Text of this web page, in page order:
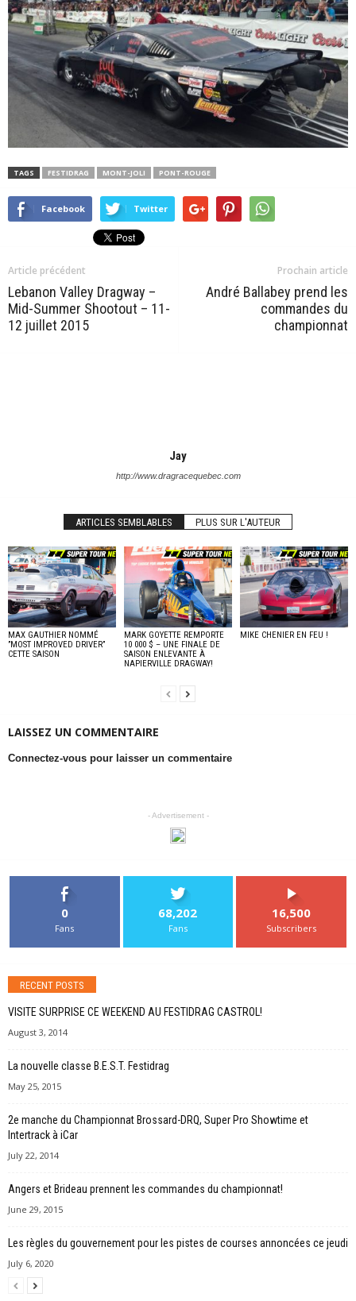
TAGS FESTIDRAG MONT-JOLI PONT-ROUGE
Facebook Twitter
Article précédent
Lebanon Valley Dragway –
Mid-Summer Shootout – 11-
12 juillet 2015
Prochain article
André Ballabey prend les
commandes du
championnat
Jay
http://www.dragracequebec.com
ARTICLES SEMBLABLES PLUS SUR L'AUTEUR
MAX GAUTHIER NOMMÉ
”MOST IMPROVED DRIVER”
CETTE SAISON
MARK GOYETTE REMPORTE
10 000 $ – UNE FINALE DE
SAISON ENLEVANTE À
NAPIERVILLE DRAGWAY!
MIKE CHENIER EN FEU !
LAISSEZ UN COMMENTAIRE
Connectez-vous pour laisser un commentaire
- Advertisement -
0
Fans
68,202
Fans
16,500
Subscribers
RECENT POSTS
VISITE SURPRISE CE WEEKEND AU FESTIDRAG CASTROL!
August 3, 2014
La nouvelle classe B.E.S.T. Festidrag
May 25, 2015
2e manche du Championnat Brossard-DRQ, Super Pro Showtime et
Intertrack à iCar
July 22, 2014
Angers et Brideau prennent les commandes du championnat!
June 29, 2015
Les règles du gouvernement pour les pistes de courses annoncées ce jeudi
July 6, 2020